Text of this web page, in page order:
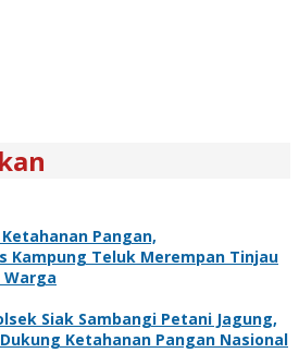
Pangan,
Kampung Teluk Merempan Tinjau
Warga
Siak Sambangi Petani Jagung,
Ketahanan Pangan Nasional